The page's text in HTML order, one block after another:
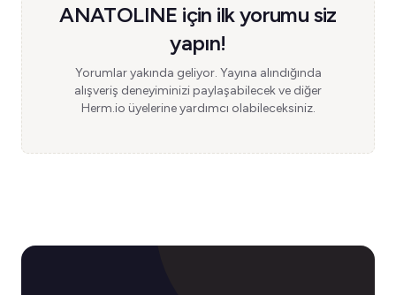
ANATOLINE için ilk yorumu siz
yapın!
Yorumlar yakında geliyor. Yayına alındığında
alışveriş deneyiminizi paylaşabilecek ve diğer
Herm.io üyelerine yardımcı olabileceksiniz.